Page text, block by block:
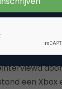
Sinterklaas in
door
een Xbox